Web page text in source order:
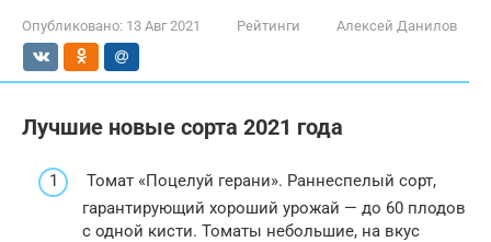
Опубликовано: 13 Авг 2021 Рейтинги Алексей Данилов
Лучшие новые сорта 2021 года
Томат «Поцелуй герани». Раннеспелый сорт,
гарантирующий хороший урожай — до 60 плодов
с одной кисти. Томаты небольшие, на вкус